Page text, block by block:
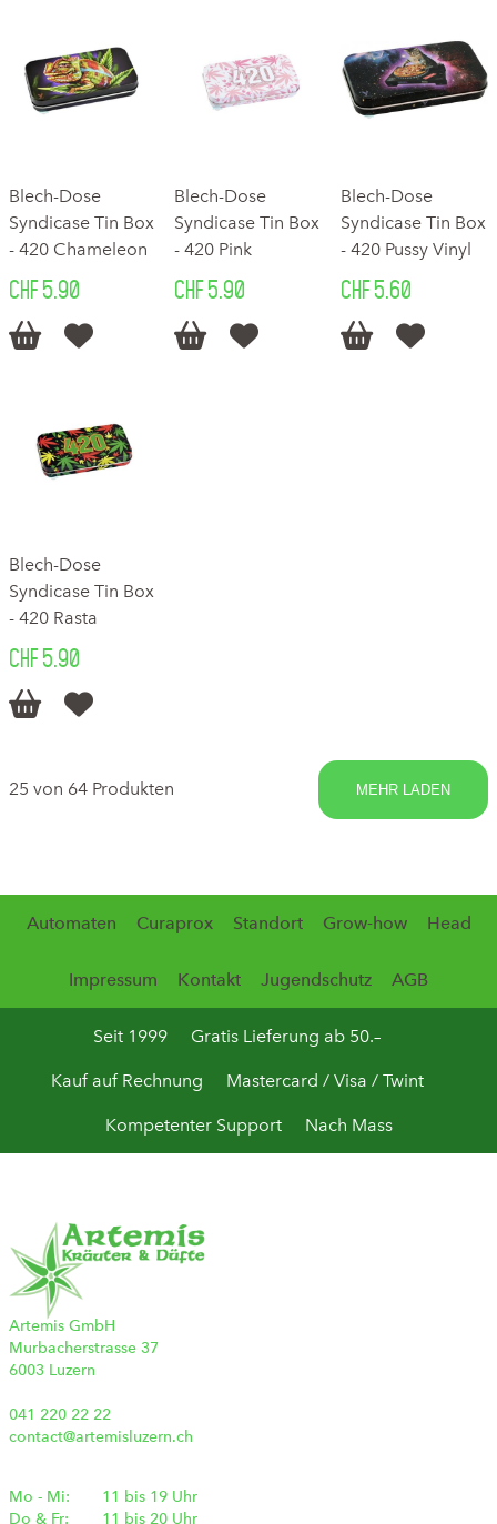
Blech-Dose
Syndicase Tin Box
- 420 Chameleon
CHF 5.90
 
Blech-Dose
Syndicase Tin Box
- 420 Pink
CHF 5.90
 
Blech-Dose
Syndicase Tin Box
- 420 Pussy Vinyl
CHF 5.60
 
Blech-Dose
Syndicase Tin Box
- 420 Rasta
CHF 5.90
 
25 von 64 Produkten MEHR LADEN
Automaten Curaprox Standort Grow-how Head
Impressum Kontakt Jugendschutz AGB
Seit 1999 Gratis Lieferung ab 50.–
Kauf auf Rechnung Mastercard / Visa / Twint
Kompetenter Support Nach Mass
Artemis GmbH
Murbacherstrasse 37
6003 Luzern
041 220 22 22
contact@artemisluzern.ch
Mo - Mi:
11 bis 19 Uhr
Do & Fr:
11 bis 20 Uhr